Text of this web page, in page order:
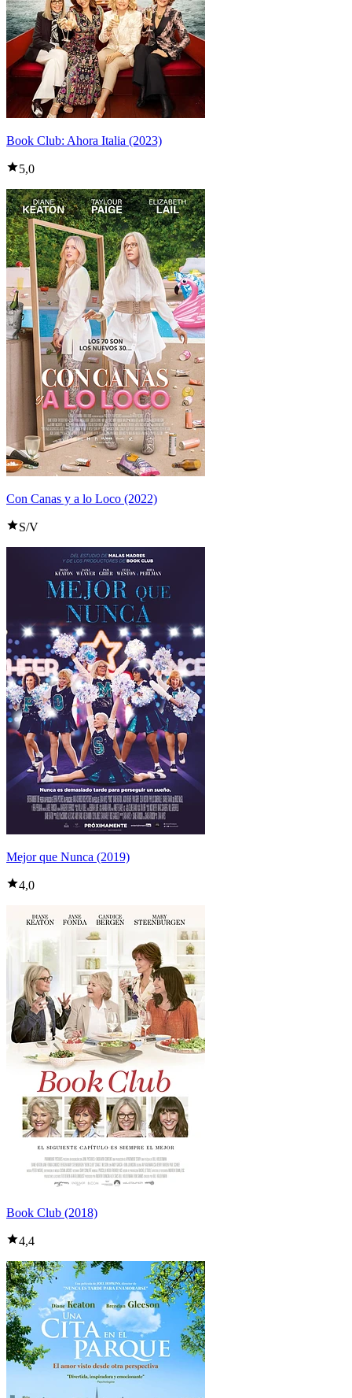
Book Club: Ahora Italia (2023)
5,0
Con Canas y a lo Loco (2022)
S/V
Mejor que Nunca (2019)
4,0
Book Club (2018)
4,4